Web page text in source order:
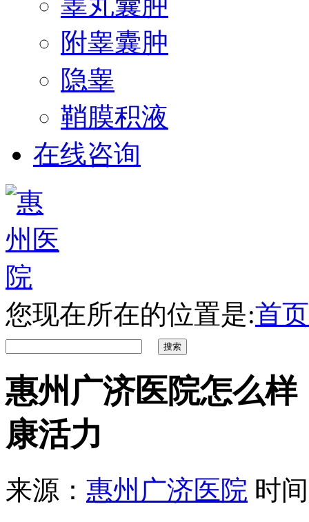
附睾囊肿
隐睾
鞘膜积液
在线咨询
您现在所在的位置是:首页
惠州广济医院怎么
康活力
来源： 惠州广济医院 时